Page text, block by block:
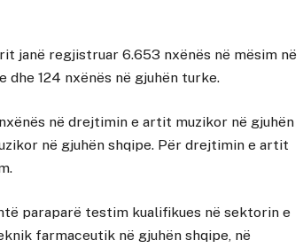
janë regjistruar 6.653 nxënës në mësim në
dhe 124 nxënës në gjuhën turke.
në drejtimin e artit muzikor në gjuhën
në gjuhën shqipe. Për drejtimin e artit
paraparë testim kualifikues në sektorin e
farmaceutik në gjuhën shqipe, në